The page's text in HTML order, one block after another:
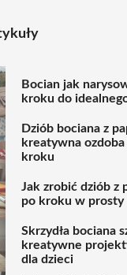
Bocian jak
kroku do
Dziób bociana z
kreatywna
kroku
Jak zrobić dziób z
po kroku w prosty
Skrzydła bociana
kreatywne
dla dzieci